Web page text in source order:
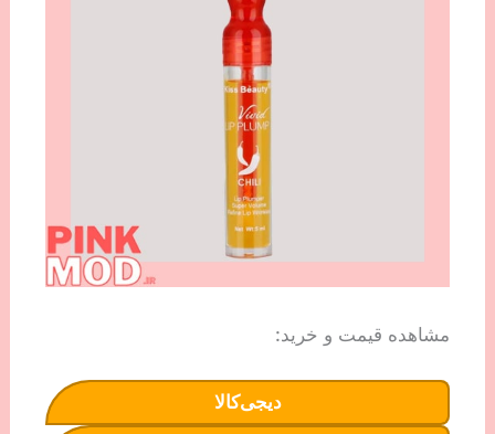
مشاهده قیمت و خرید:
دیجی‌کالا